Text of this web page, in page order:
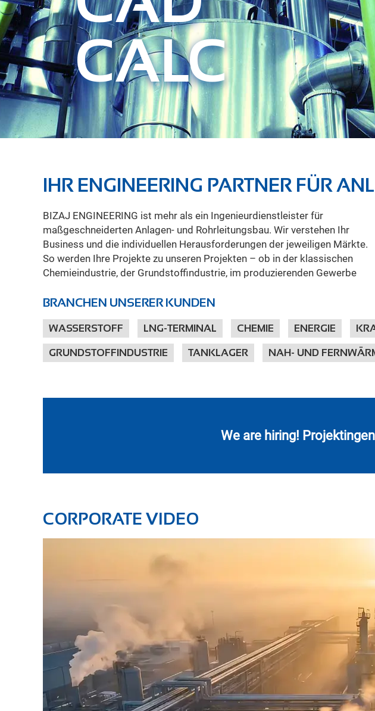
CALC
IHR ENGINEERING PARTNER FÜR
BIZAJ ENGINEERING ist mehr als ein Ingenieurdienstleister für
maßgeschneiderten Anlagen- und Rohrleitungsbau. Wir verstehen Ihr
Business und die individuellen Herausforderungen der jeweiligen Märkte.
So werden Ihre Projekte zu unseren Projekten – ob in der klassischen
Chemieindustrie, der Grundstoffindustrie, im produzierenden Gewerbe
oder im Bereich der konventionellen und erneuerbaren Energie. Als
ganzheitlicher Engineering-Partner unserer Kunden begleiten wir Projekte
vom ersten Konzept über die Verfahrens- und Aufstellungsplanung bis zur
BRANCHEN UNSERER KUNDEN
WASSERSTOFF LNG-TERMINAL CHEMIE ENERGIE
GRUNDSTOFFINDUSTRIE TANKLAGER NAH- UND
We are hiring!
CORPORATE VIDEO